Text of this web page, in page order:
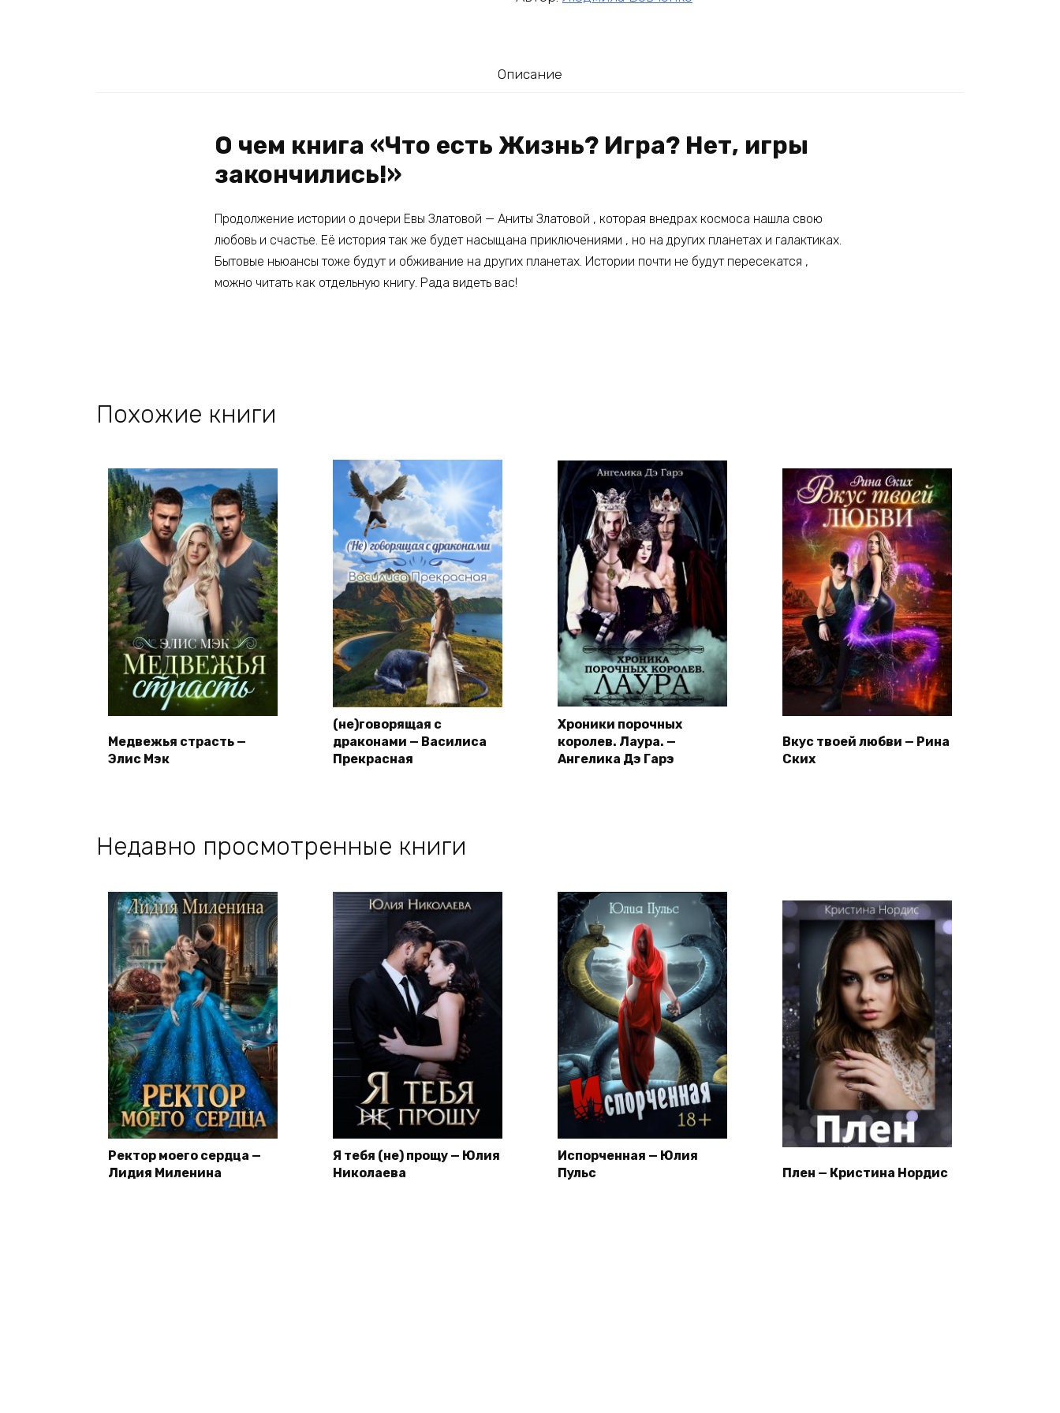
Описание
О чем книга «Что есть Жизнь? Игра? Нет, игры
закончились!»
Продолжение истории о дочери Евы Златовой — Аниты Златовой , которая внедрах космоса нашла свою
любовь и счастье. Её история так же будет насыщана приключениями , но на других планетах и галактиках.
Бытовые ньюансы тоже будут и обживание на других планетах. Истории почти не будут пересекатся ,
можно читать как отдельную книгу. Рада видеть вас!
Похожие книги
Медвежья страсть —
Элис Мэк
(не)говорящая с
драконами — Василиса
Прекрасная
Хроники порочных
королев. Лаура. —
Ангелика Дэ Гарэ
Вкус твоей любви — Рина
Ских
Недавно просмотренные книги
Ректор моего сердца —
Лидия Миленина
Я тебя (не) прощу — Юлия
Николаева
Испорченная — Юлия
Пульс
Плен — Кристина Нордис